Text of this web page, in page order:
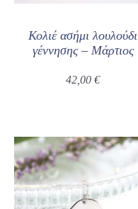
Κολιέ ασήμι λουλούδι
γέννησης – Μάρτιος
42,00 €